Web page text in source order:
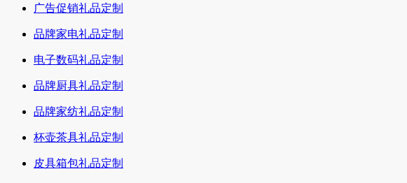
广告促销礼品定制
品牌家电礼品定制
电子数码礼品定制
品牌厨具礼品定制
品牌家纺礼品定制
杯壶茶具礼品定制
皮具箱包礼品定制